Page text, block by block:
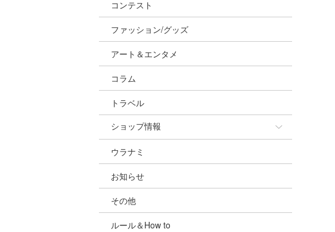
コンテスト
ファッション/グッズ
アート＆エンタメ
コラム
トラベル
ショップ情報
ショップ情報
湘南
千葉北
伊豆
ウラナミ
お知らせ
その他
ルール＆How to